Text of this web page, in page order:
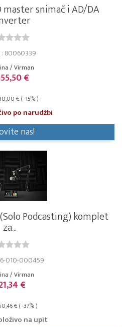
master snimač i AD/DA
: 80060339
/ Virman
€
€ ( -15% )
po narudžbi
nas!
Podcasting) komplet
za...
010-000459
/ Virman
€
€ ( -37% )
na upit